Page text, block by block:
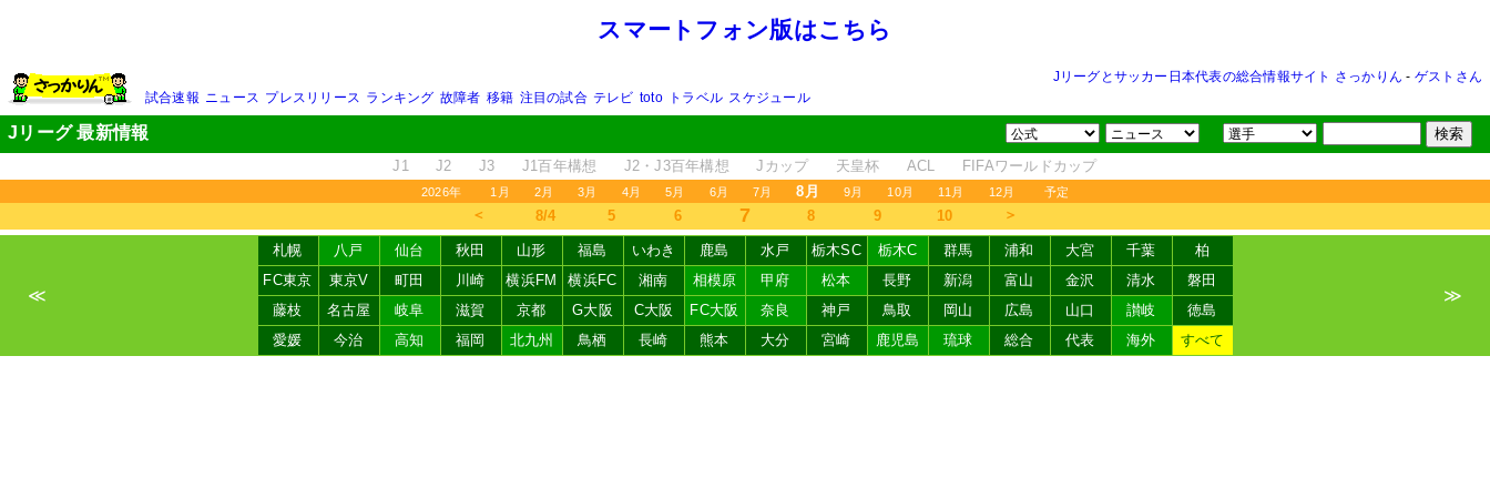
スマートフォン版はこちら
Jリーグとサッカー日本代表の総合情報サイト さっかりん - ゲストさん
試合速報 ニュース プレスリリース ランキング 故障者 移籍 注目の試合 テレビ toto トラベル スケジュール
Jリーグ 最新情報
J1 J2 J3 J1百年構想 J2・J3百年構想 Jカップ 天皇杯 ACL FIFAワールドカップ
2026年 1月 2月 3月 4月 5月 6月 7月 8月 9月 10月 11月 12月 予定
＜ 8/4 5 6 7 8 9 10 ＞
≪
札幌 八戸 仙台 秋田 山形 福島 いわき 鹿島 水戸 栃木SC 栃木C 群馬 浦和 大宮 千葉
柏
FC東京
東京V 町田 川崎 横浜FM 横浜FC 湘南 相模原 甲府 松本 長野 新潟 富山 金沢 清水
磐田
藤枝
名古屋 岐阜 滋賀 京都 G大阪 C大阪 FC大阪 奈良 神戸 鳥取 岡山 広島 山口 讃岐
徳島
愛媛
今治 高知 福岡 北九州 鳥栖 長崎 熊本 大分 宮崎 鹿児島 琉球 総合 代表 海外 すべて
≫